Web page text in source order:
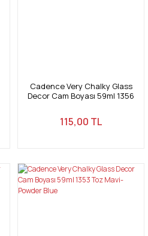
Cadence Very Chalky Glass
Decor Cam Boyası 59ml 1356
115,00 TL